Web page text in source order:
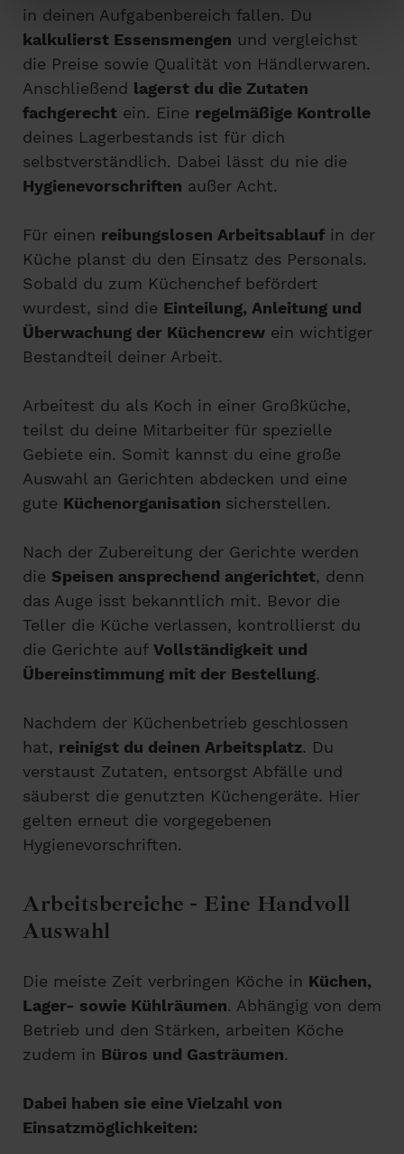
in deinen Aufgabenbereich fallen. Du
kalkulierst Essensmengen und vergleichst
die Preise sowie Qualität von Händlerwaren.
Anschließend lagerst du die Zutaten
fachgerecht ein. Eine regelmäßige Kontrolle
deines Lagerbestands ist für dich
selbstverständlich. Dabei lässt du nie die
Hygienevorschriften außer Acht.
Für einen reibungslosen Arbeitsablauf in der
Küche planst du den Einsatz des Personals.
Sobald du zum Küchenchef befördert
wurdest, sind die Einteilung, Anleitung und
Überwachung der Küchencrew ein wichtiger
Bestandteil deiner Arbeit.
Arbeitest du als Koch in einer Großküche,
teilst du deine Mitarbeiter für spezielle
Gebiete ein. Somit kannst du eine große
Auswahl an Gerichten abdecken und eine
gute Küchenorganisation sicherstellen.
Nach der Zubereitung der Gerichte werden
die Speisen ansprechend angerichtet, denn
das Auge isst bekanntlich mit. Bevor die
Teller die Küche verlassen, kontrollierst du
die Gerichte auf Vollständigkeit und
Übereinstimmung mit der Bestellung.
Nachdem der Küchenbetrieb geschlossen
hat, reinigst du deinen Arbeitsplatz. Du
verstaust Zutaten, entsorgst Abfälle und
säuberst die genutzten Küchengeräte. Hier
gelten erneut die vorgegebenen
Hygienevorschriften.
Arbeitsbereiche - Eine Handvoll
Auswahl
Die meiste Zeit verbringen Köche in Küchen,
Lager- sowie Kühlräumen. Abhängig von dem
Betrieb und den Stärken, arbeiten Köche
zudem in Büros und Gasträumen.
Dabei haben sie eine Vielzahl von
Einsatzmöglichkeiten: